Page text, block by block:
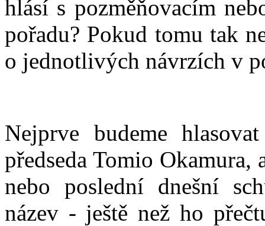
hlásí s pozměňovacím
pořadu? Pokud tomu tak
o jednotlivých návrzích v
Nejprve budeme
předseda Tomio
nebo poslední dnešní
název - ještě než ho